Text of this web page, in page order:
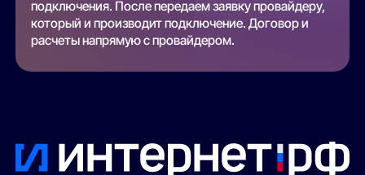
подключения. После передаем заявку провайдеру,
который и производит подключение. Договор и
расчеты напрямую с провайдером.